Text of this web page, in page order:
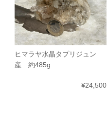
ヒマラヤ水晶タプリジュン
産 約485g
¥24,500